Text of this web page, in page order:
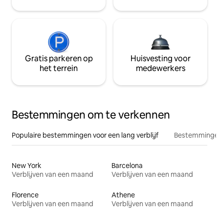
Gratis parkeren op
het terrein
Huisvesting voor
medewerkers
Bestemmingen om te verkennen
Populaire bestemmingen voor een lang verblijf
New York
Verblijven van een maand
Barcelona
Verblijven van een maand
Florence
Verblijven van een maand
Athene
Verblijven van een maand